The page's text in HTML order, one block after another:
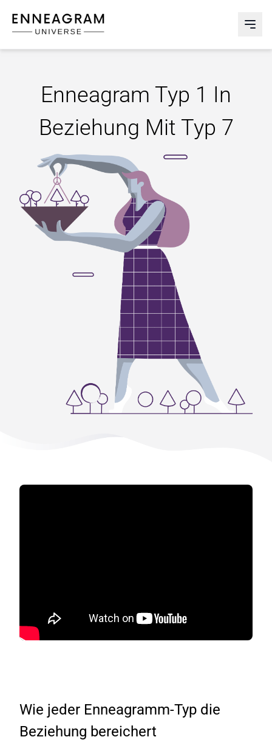
Enneagram Universe
Enneagram Typ 1 In
Beziehung Mit Typ 7
Wie jeder Enneagramm-Typ die
Beziehung bereichert